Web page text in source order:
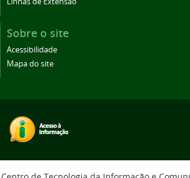
Sobre o site
Acessibilidade
Mapa do site